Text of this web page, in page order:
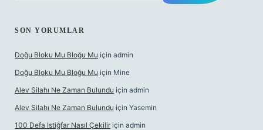
SON YORUMLAR
Doğu Bloku Mu Bloğu Mu için admin
Doğu Bloku Mu Bloğu Mu için Mine
Alev Silahı Ne Zaman Bulundu için admin
Alev Silahı Ne Zaman Bulundu için Yasemin
100 Defa Istiğfar Nasıl Çekilir için admin